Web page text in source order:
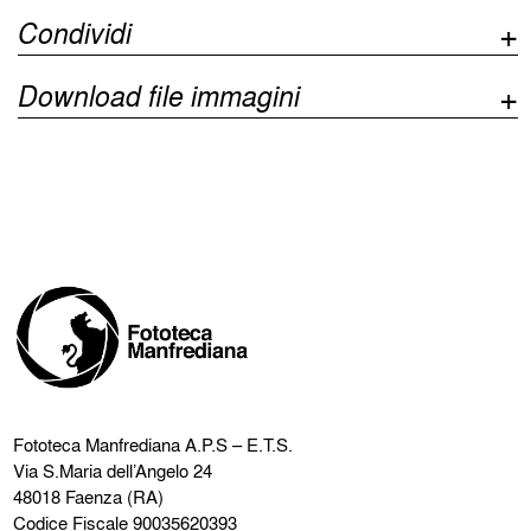
Condividi
Download file immagini
Fototeca ManfredianaA.P.S – E.T.S.
Via S.Maria dell’Angelo 24
48018 Faenza (RA)
Codice Fiscale 90035620393